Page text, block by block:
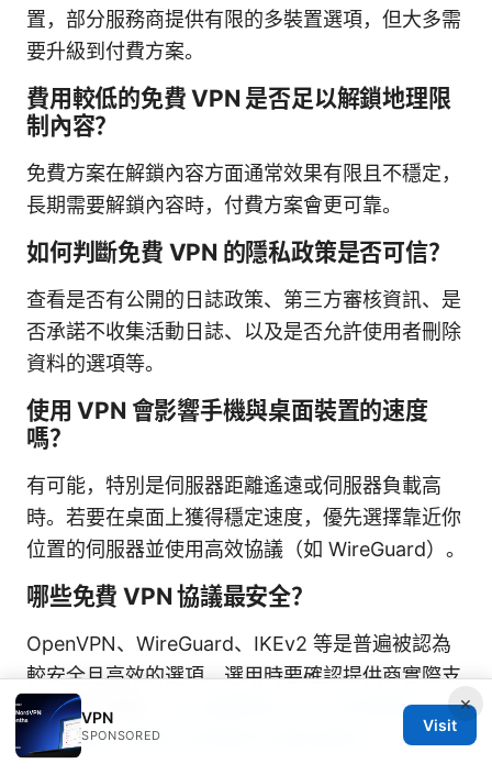
置，部分服務商提供有限的多裝置選項，但大多需
要升級到付費方案。
費用較低的免費 VPN 是否足以解鎖地理限
制內容？
免費方案在解鎖內容方面通常效果有限且不穩定，
長期需要解鎖內容時，付費方案會更可靠。
如何判斷免費 VPN 的隱私政策是否可信？
查看是否有公開的日誌政策、第三方審核資訊、是
否承諾不收集活動日誌、以及是否允許使用者刪除
資料的選項等。
使用 VPN 會影響手機與桌面裝置的速度
嗎？
有可能，特別是伺服器距離遙遠或伺服器負載高
時。若要在桌面上獲得穩定速度，優先選擇靠近你
位置的伺服器並使用高效協議（如 WireGuard）。
哪些免費 VPN 協議最安全？
OpenVPN、WireGuard、IKEv2 等是普遍被認為
較安全且高效的選項。選用時要確認提供商實際支
持及設定細節。
Vpn破解版windows的真相：为
何不可取、风险与正规替代方案全解析
×
VPN
SPONSORED
Visit